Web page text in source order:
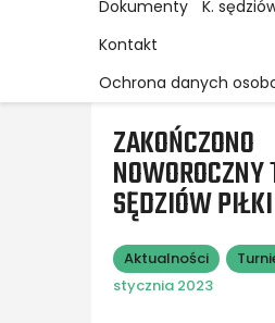
Dokumenty
K.
Kontakt
Ochrona danych
ZAKOŃCZONO
SĘDZIÓW
Aktualności
stycznia 2023